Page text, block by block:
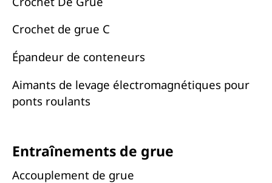
Crochet de grue C
Épandeur de conteneurs
Aimants de levage électromagnétiques pour
ponts roulants
Entraînements de grue
Accouplement de grue